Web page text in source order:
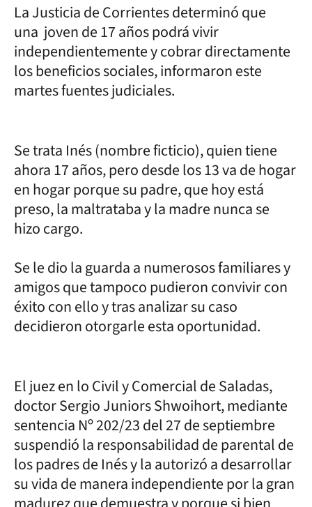
La Justicia de Corrientes determinó que
una joven de 17 años podrá vivir
independientemente y cobrar directamente
los beneficios sociales, informaron este
martes fuentes judiciales.
Se trata Inés (nombre ficticio), quien tiene
ahora 17 años, pero desde los 13 va de hogar
en hogar porque su padre, que hoy está
preso, la maltrataba y la madre nunca se
hizo cargo.
Se le dio la guarda a numerosos familiares y
amigos que tampoco pudieron convivir con
éxito con ello y tras analizar su caso
decidieron otorgarle esta oportunidad.
El juez en lo Civil y Comercial de Saladas,
doctor Sergio Juniors Shwoihort, mediante
sentencia Nº 202/23 del 27 de septiembre
suspendió la responsabilidad de parental de
los padres de Inés y la autorizó a desarrollar
su vida de manera independiente por la gran